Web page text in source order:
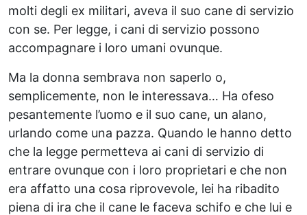
molti degli ex militari, aveva il suo cane di servizio
con se. Per legge, i cani di servizio possono
accompagnare i loro umani ovunque.
Ma la donna sembrava non saperlo o,
semplicemente, non le interessava… Ha ofeso
pesantemente l’uomo e il suo cane, un alano,
urlando come una pazza. Quando le hanno detto
che la legge permetteva ai cani di servizio di
entrare ovunque con i loro proprietari e che non
era affatto una cosa riprovevole, lei ha ribadito
piena di ira che il cane le faceva schifo e che lui e